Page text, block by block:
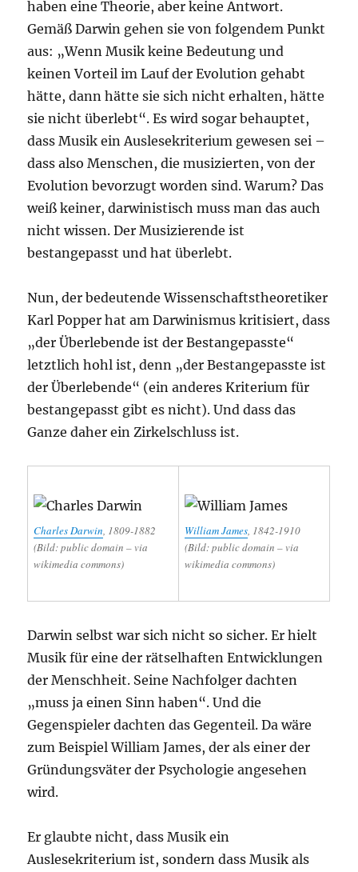
haben eine Theorie, aber keine Antwort.
Gemäß Darwin gehen sie von folgendem Punkt
aus: „Wenn Musik keine Bedeutung und
keinen Vorteil im Lauf der Evolution gehabt
hätte, dann hätte sie sich nicht erhalten, hätte
sie nicht überlebt“. Es wird sogar behauptet,
dass Musik ein Auslesekriterium gewesen sei –
dass also Menschen, die musizierten, von der
Evolution bevorzugt worden sind. Warum? Das
weiß keiner, darwinistisch muss man das auch
nicht wissen. Der Musizierende ist
bestangepasst und hat überlebt.
Nun, der bedeutende Wissenschaftstheoretiker
Karl Popper hat am Darwinismus kritisiert, dass
„der Überlebende ist der Bestangepasste“
letztlich hohl ist, denn „der Bestangepasste ist
der Überlebende“ (ein anderes Kriterium für
bestangepasst gibt es nicht). Und dass das
Ganze daher ein Zirkelschluss ist.
Charles Darwin, 1809-1882
(Bild: public domain – via
wikimedia commons)
William James, 1842-1910
(Bild: public domain – via
wikimedia commons)
Darwin selbst war sich nicht so sicher. Er hielt
Musik für eine der rätselhaften Entwicklungen
der Menschheit. Seine Nachfolger dachten
„muss ja einen Sinn haben“. Und die
Gegenspieler dachten das Gegenteil. Da wäre
zum Beispiel William James, der als einer der
Gründungsväter der Psychologie angesehen
wird.
Er glaubte nicht, dass Musik ein
Auslesekriterium ist, sondern dass Musik als